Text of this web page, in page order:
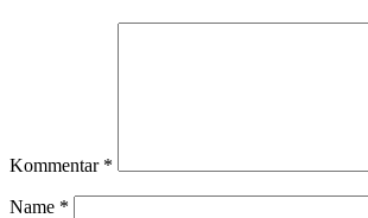
Kommentar *
Name *